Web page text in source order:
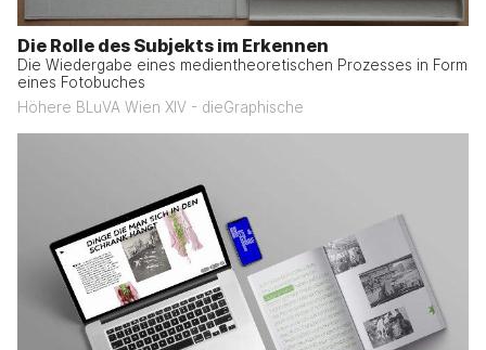
Die Rolle des Subjekts im Erkennen
Die Wiedergabe eines medientheoretischen Prozesses in Form
eines Fotobuches
Höhere BLuVA Wien XIV - dieGraphische